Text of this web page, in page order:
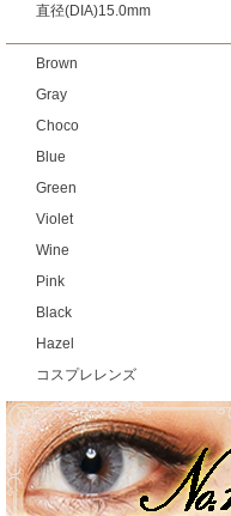
直径(DIA)15.0mm
Brown
Gray
Choco
Blue
Green
Violet
Wine
Pink
Black
Hazel
コスプレレンズ